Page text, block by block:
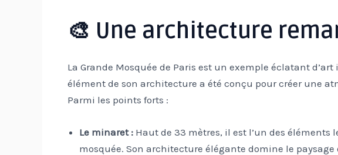
🎨 Une architecture
La Grande Mosquée de Paris est un exemple éclatant
élément de son architecture a été conçu pour créer une
Parmi les points forts :
Le minaret :Haut de 33 mètres, il est l’un des éléments
mosquée. Son architecture élégante domine le